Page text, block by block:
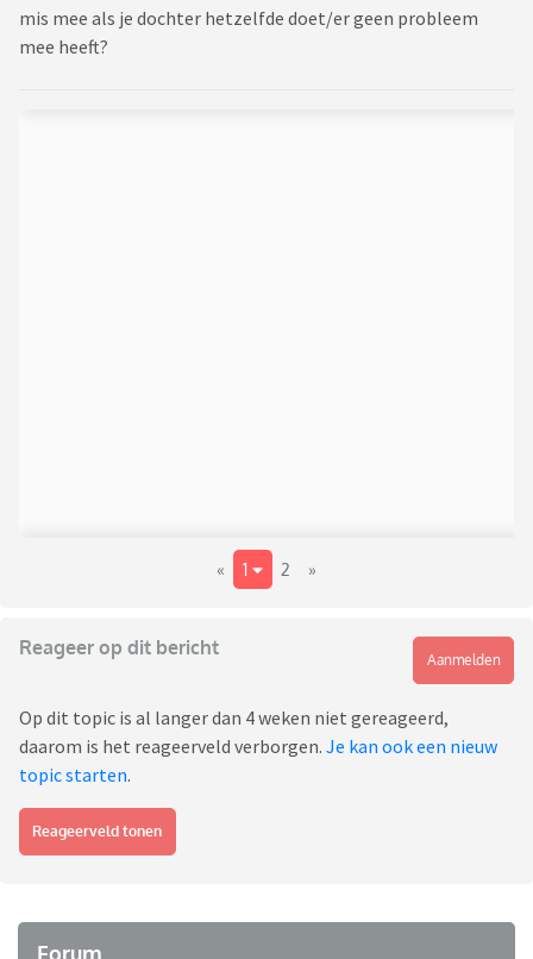
mis mee als je dochter hetzelfde doet/er geen probleem
mee heeft?
« 1 2 »
Reageer op dit bericht
Aanmelden
Op dit topic is al langer dan 4 weken niet gereageerd,
daarom is het reageerveld verborgen. Je kan ook een nieuw
topic starten.
Reageerveld tonen
Forum